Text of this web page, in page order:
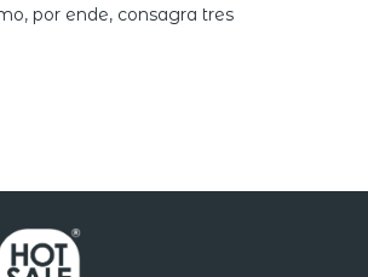
por ende, consagra tres